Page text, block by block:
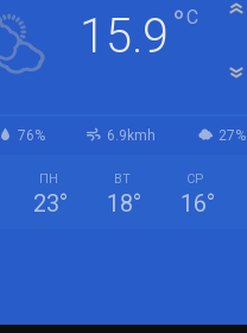
15.9 °C
76% 6.9kmh 27%
ПН
23°
ВТ
18°
СР
16°